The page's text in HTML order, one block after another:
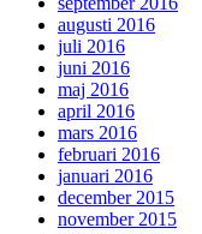
augusti 2016
juli 2016
juni 2016
maj 2016
april 2016
mars 2016
februari 2016
januari 2016
december 2015
november 2015